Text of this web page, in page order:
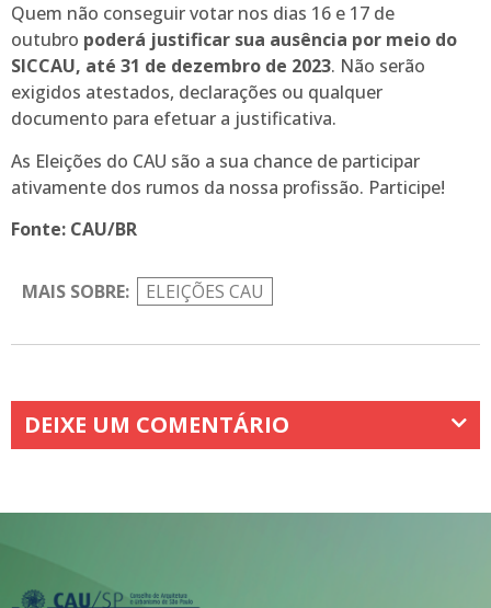
Quem não conseguir votar nos dias 16 e 17 de
outubro poderá justificar sua ausência por meio do
SICCAU, até 31 de dezembro de 2023. Não serão
exigidos atestados, declarações ou qualquer
documento para efetuar a justificativa.
As Eleições do CAU são a sua chance de participar
ativamente dos rumos da nossa profissão. Participe!
Fonte: CAU/BR
MAIS SOBRE: ELEIÇÕES CAU
DEIXE UM COMENTÁRIO